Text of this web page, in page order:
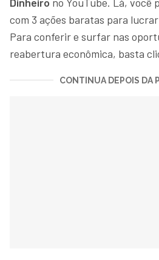
com 3 ações baratas para
Para conferir e surfar nas
reabertura econômica, basta
CONTINUA DEPOIS DA